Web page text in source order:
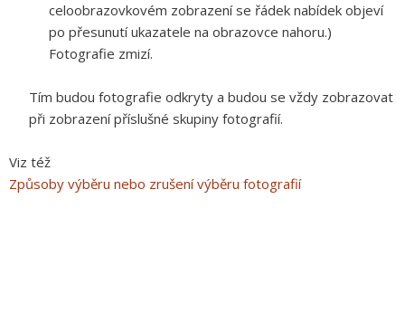
celoobrazovkovém zobrazení se řádek nabídek objeví
po přesunutí ukazatele na obrazovce nahoru.)
Fotografie zmizí.
Tím budou fotografie odkryty a budou se vždy zobrazovat
při zobrazení příslušné skupiny fotografií.
Viz též
Způsoby výběru nebo zrušení výběru fotografií